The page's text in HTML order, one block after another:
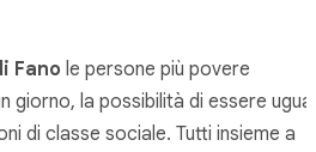
Fano le persone più povere
giorno, la possibilità di essere
di classe sociale. Tutti insieme a